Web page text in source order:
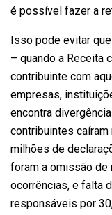
é possível fazer a
Isso pode evitar
– quando a Receita
contribuinte com
empresas,
encontra
contribuintes caíram
milhões de
foram a omissão de
ocorrências, e falta
responsáveis por